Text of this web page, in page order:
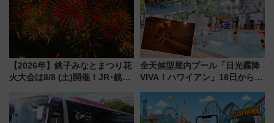
【2026年】銚子みなとまつり花
火大会は8/8 (土)開催！JR･銚子
報、利根川に咲く8,000発の大迫
力＆屋台を満喫
全天候型屋内プール「日光霧降
VIVA！ハワイアン」18日から営
ァミリーから大人まで幅広い世
代が一日中楽しる夏のリゾート